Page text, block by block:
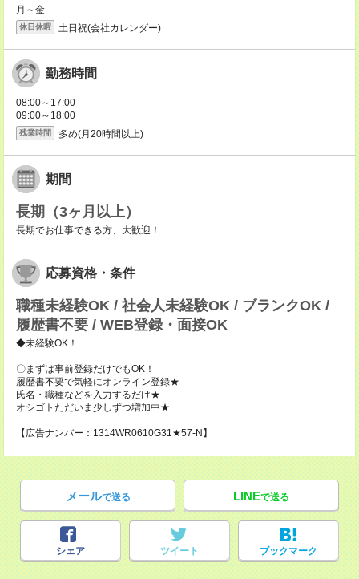
月～金
休日休暇 土日祝(会社カレンダー)
勤務時間
08:00～17:00
09:00～18:00
残業時間 多め(月20時間以上)
期間
長期（3ヶ月以上）
長期でお仕事できる方、大歓迎！
応募資格・条件
職種未経験OK / 社会人未経験OK / ブランクOK /
履歴書不要 / WEB登録・面接OK
◆未経験OK！
〇まずは事前登録だけでもOK！
履歴書不要で気軽にオンライン登録★
氏名・職種などを入力するだけ★
オシゴトただいま少しずつ増加中★
【広告ナンバー：1314WR0610G31★57-N】
メールで送る LINEで送る
シェア ツイート ブックマーク